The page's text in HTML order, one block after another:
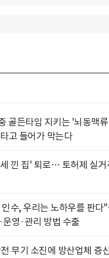
골든타임 지키는 '뇌동맥
고 들어가 막는다
낀 집' 퇴로… 토허제 실거
인수, 우리는 노하우를 판
영·관리 방법 수출
무기 소진에 방산업체